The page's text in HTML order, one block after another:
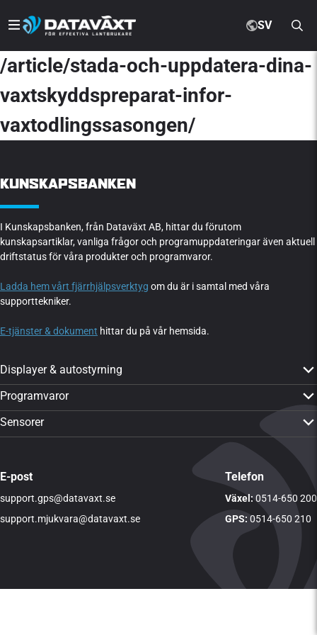
SV
/article/stada-och-uppdatera-dina-
vaxtskyddspreparat-infor-
vaxtodlingssasongen/
KUNSKAPSBANKEN
I Kunskapsbanken, från Dataväxt AB, hittar du förutom
kunskapsartiklar, vanliga frågor och programuppdateringar även aktuell
driftstatus för våra produkter och programvaror.
Ladda hem vårt fjärrhjälpsverktyg om du är i samtal med våra
supporttekniker.
E-tjänster & dokument hittar du på vår hemsida.
Displayer & autostyrning
PTx Trimble GFX-350
PTx Trimble GFX-1060
Visa alla produkter
Programvaror
CropPLAN
Dataväxt-appen
CropSAT
LogMASTER
DVTime
Sensorer
E-post
support.gps@datavaxt.se
support.mjukvara@datavaxt.se
Telefon
Växel:0514-650 200
GPS: 0514-650 210